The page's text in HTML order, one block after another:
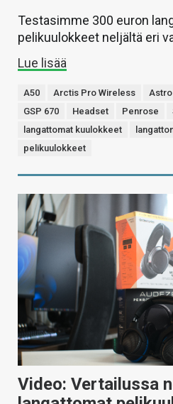
Testasimme 300 euron
pelikuulokkeet neljältä eri
Lue lisää
A50 Arctis Pro Wireless Astro
GSP 670
Headset Penrose
langattomat kuulokkeet
pelikuulokkeet
Video: Vertailussa